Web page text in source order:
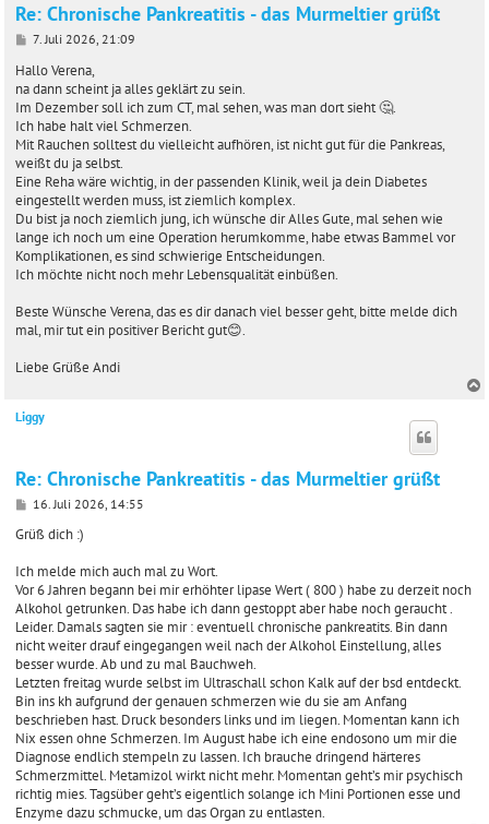
Re: Chronische Pankreatitis - das Murmeltier grüßt
B
i
t
r
a
g
7. Juli 2026, 21:09
Hallo Verena,
na dann scheint ja alles geklärt zu sein.
Im Dezember soll ich zum CT, mal sehen, was man dort sieht 🤔.
Ich habe halt viel Schmerzen.
Mit Rauchen solltest du vielleicht aufhören, ist nicht gut für die Pankreas,
weißt du ja selbst.
Eine Reha wäre wichtig, in der passenden Klinik, weil ja dein Diabetes
eingestellt werden muss, ist ziemlich komplex.
Du bist ja noch ziemlich jung, ich wünsche dir Alles Gute, mal sehen wie
lange ich noch um eine Operation herumkomme, habe etwas Bammel vor
Komplikationen, es sind schwierige Entscheidungen.
Ich möchte nicht noch mehr Lebensqualität einbüßen.
Beste Wünsche Verena, das es dir danach viel besser geht, bitte melde dich
mal, mir tut ein positiver Bericht gut😊.
Liebe Grüße Andi
Liggy
Re: Chronische Pankreatitis - das Murmeltier grüßt
B
i
r
a
g
16. Juli 2026, 14:55
Grüß dich :)
Ich melde mich auch mal zu Wort.
Vor 6 Jahren begann bei mir erhöhter lipase Wert ( 800 ) habe zu derzeit noch
Alkohol getrunken. Das habe ich dann gestoppt aber habe noch geraucht .
Leider. Damals sagten sie mir : eventuell chronische pankreatits. Bin dann
nicht weiter drauf eingegangen weil nach der Alkohol Einstellung, alles
besser wurde. Ab und zu mal Bauchweh.
Letzten freitag wurde selbst im Ultraschall schon Kalk auf der bsd entdeckt.
Bin ins kh aufgrund der genauen schmerzen wie du sie am Anfang
beschrieben hast. Druck besonders links und im liegen. Momentan kann ich
Nix essen ohne Schmerzen. Im August habe ich eine endosono um mir die
Diagnose endlich stempeln zu lassen. Ich brauche dringend härteres
Schmerzmittel. Metamizol wirkt nicht mehr. Momentan geht’s mir psychisch
richtig mies. Tagsüber geht’s eigentlich solange ich Mini Portionen esse und
Enzyme dazu schmucke, um das Organ zu entlasten.